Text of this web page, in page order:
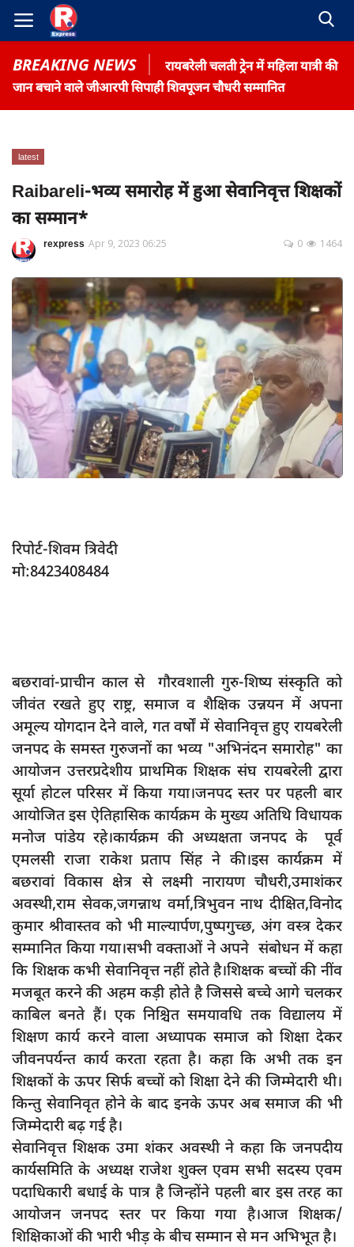
BREAKING NEWS
रायबरेली चलती ट्रेन में महिला यात्री की
जान बचाने वाले जीआरपी सिपाही शिवपूजन चौधरी सम्मानित
Terms & Conditions
रोजगार समाचार
About US
Privacy Policy
App verify
समस्या
Covid-19
अपराध
स्वास्थ्य
साक्षात्कार
प्रशासनिक
दुर्घटना
editors-pick
other
Login
Register
English
latest
Raibareli-भव्य समारोह में हुआ सेवानिवृत्त शिक्षकों
का सम्मान*
rexpress Apr 9, 2023 06:25 1464
0
रिपोर्ट-शिवम त्रिवेदी
मो:8423408484
बछरावां-प्राचीन काल से गौरवशाली गुरु-शिष्य संस्कृति को
जीवंत रखते हुए राष्ट्र, समाज व शैक्षिक उन्नयन में अपना
अमूल्य योगदान देने वाले, गत वर्षों में सेवानिवृत्त हुए रायबरेली
जनपद के समस्त गुरुजनों का भव्य "अभिनंदन समारोह" का
आयोजन उत्तरप्रदेशीय प्राथमिक शिक्षक संघ रायबरेली द्वारा
सूर्या होटल परिसर में किया गया।जनपद स्तर पर पहली बार
आयोजित इस ऐतिहासिक कार्यक्रम के मुख्य अतिथि विधायक
मनोज पांडेय रहे।कार्यक्रम की अध्यक्षता जनपद के पूर्व
एमलसी राजा राकेश प्रताप सिंह ने की।इस कार्यक्रम में
बछरावां विकास क्षेत्र से लक्ष्मी नारायण चौधरी,उमाशंकर
अवस्थी,राम सेवक,जगन्नाथ वर्मा,त्रिभुवन नाथ दीक्षित,विनोद
कुमार श्रीवास्तव को भी माल्यार्पण,पुष्पगुच्छ, अंग वस्त्र देकर
सम्मानित किया गया।सभी वक्ताओं ने अपने संबोधन में कहा
कि शिक्षक कभी सेवानिवृत्त नहीं होते है।शिक्षक बच्चों की नींव
मजबूत करने की अहम कड़ी होते है जिससे बच्चे आगे चलकर
काबिल बनते हैं। एक निश्चित समयावधि तक विद्यालय में
शिक्षण कार्य करने वाला अध्यापक समाज को शिक्षा देकर
जीवनपर्यन्त कार्य करता रहता है। कहा कि अभी तक इन
शिक्षकों के ऊपर सिर्फ बच्चों को शिक्षा देने की जिम्मेदारी थी।
किन्तु सेवानिवृत होने के बाद इनके ऊपर अब समाज की भी
जिम्मेदारी बढ़ गई है।
सेवानिवृत्त शिक्षक उमा शंकर अवस्थी ने कहा कि जनपदीय
कार्यसमिति के अध्यक्ष राजेश शुक्ल एवम सभी सदस्य एवम
पदाधिकारी बधाई के पात्र है जिन्होंने पहली बार इस तरह का
आयोजन जनपद स्तर पर किया गया है।आज शिक्षक/
शिक्षिकाओं की भारी भीड़ के बीच सम्मान से मन अभिभूत है।